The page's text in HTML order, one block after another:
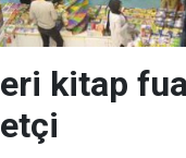
kitap